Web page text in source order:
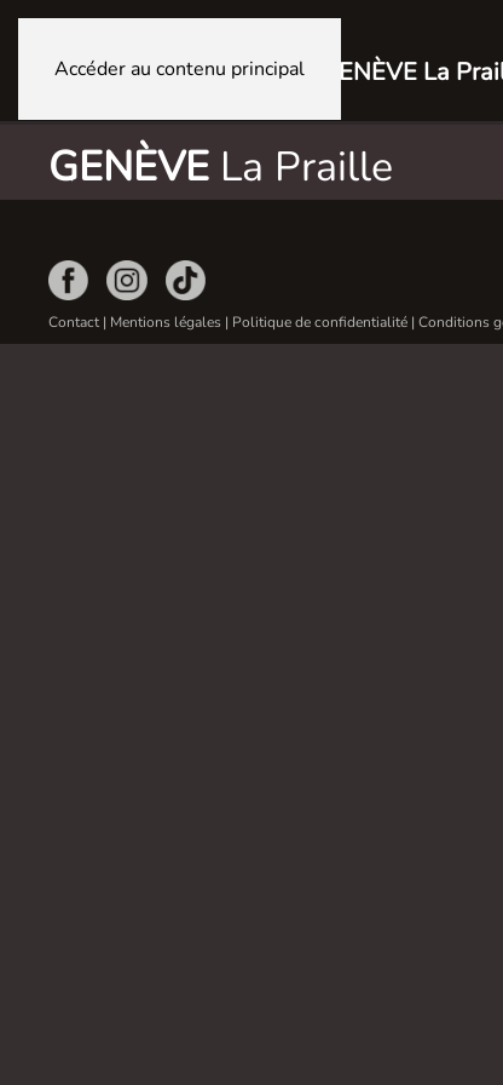
Accéder au contenu principal GENÈVE La
GENÈVE La Praille
Contact| Mentions légales | Politique de confidentialité | Conditions